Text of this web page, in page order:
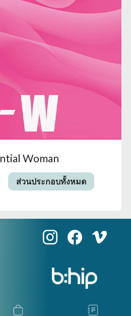
Woman
ส่วนประกอบทั้งหมด